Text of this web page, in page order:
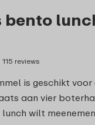
bento
115 reviews
is geschikt
aan vier
wilt